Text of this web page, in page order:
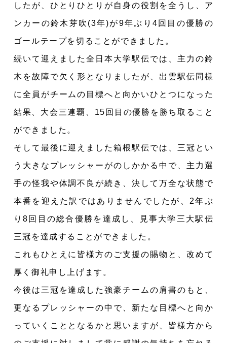
したが、ひとりひとりが自身の役割を全うし、ア
ンカーの鈴木芽吹(3年)が9年ぶり4回目の優勝の
ゴールテープを切ることができました。
続いて迎えました全日本大学駅伝では、主力の鈴
木を故障で欠く形となりましたが、出雲駅伝同様
に全員がチームの目標へと向かいひとつになった
結果、大会三連覇、15回目の優勝を勝ち取ること
ができました。
そして最後に迎えました箱根駅伝では、三冠とい
う大きなプレッシャーがのしかかる中で、主力選
手の怪我や体調不良が続き、決して万全な状態で
本番を迎えた訳ではありませんでしたが、2年ぶ
り8回目の総合優勝を達成し、見事大学三大駅伝
三冠を達成することができました。
これもひとえに皆様方のご支援の賜物と、改めて
厚く御礼申し上げます。
今後は三冠を達成した強豪チームの肩書のもと、
更なるプレッシャーの中で、新たな目標へと向か
っていくこととなるかと思いますが、皆様方から